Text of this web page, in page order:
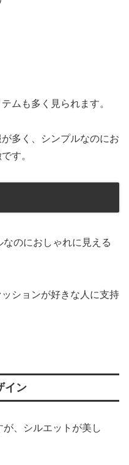
ムも多く見られます。
多く、シンプルなのにお
す。
のにおしゃれに見える
ションが好きな人に支持
イン
、シルエットが美し